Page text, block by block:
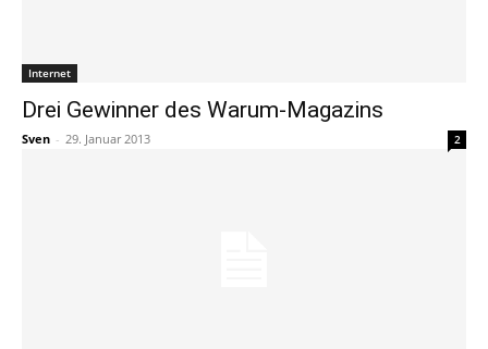
Internet
Drei Gewinner des Warum-Magazins
Sven - 29. Januar 2013 2